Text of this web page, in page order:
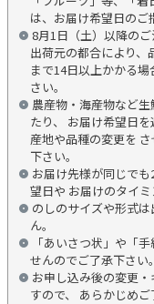
は、お届け希望日のご
8月1日（土）以降の
出荷元の都合により
まで14日以上かかる
さい。
農産物・海産物など
たり、 お届け希望日
産地や品種の変更を
下さい。
お届け先様が同じで
望日や お届けのタイミ
のしのサイズや形式
ん。
「あいさつ状」や「
せんのでご了承下さい。
お申し込み後の変更
すので、 あらかじめご